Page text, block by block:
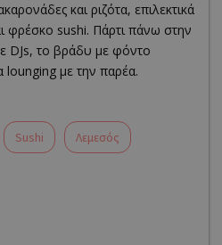
και ριζότα, επιλεκτικά
φρέσκο sushi. Πάρτι πάνω στην
DJs, το βράδυ με φόντο
lounging με την παρέα.
Sushi Λεμεσός